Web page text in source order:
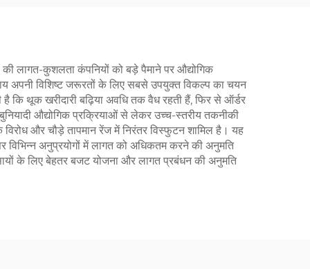
लागत-कुशलता कंपनियों को बड़े पैमाने पर औद्योगिक
अपनी विशिष्ट जरूरतों के लिए सबसे उपयुक्त विकल्प का चयन
थूक खरीदारी बढ़िया अवधि तक वैध रहती हैं, फिर से ऑर्डर
औद्योगिक प्रक्रियाओं से लेकर उच्च-स्तरीय तकनीकी
और चौड़े तापमान रेंज में निरंतर विस्फुटन शामिल है। यह
विभिन्न अनुप्रयोगों में लागत को अधिकतम करने की अनुमति
के लिए बेहतर बजट योजना और लागत प्रबंधन की अनुमति